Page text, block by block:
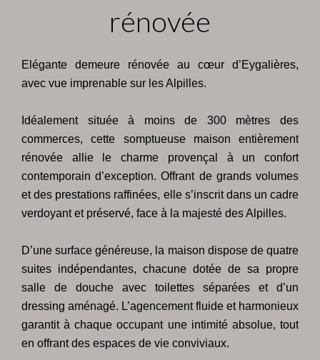
rénovée
Elégante demeure rénovée au cœur d’Eygalières,
avec vue imprenable sur les Alpilles.
Idéalement située à moins de 300 mètres des
commerces, cette somptueuse maison entièrement
rénovée allie le charme provençal à un confort
contemporain d’exception. Offrant de grands volumes
et des prestations raffinées, elle s’inscrit dans un cadre
verdoyant et préservé, face à la majesté des Alpilles.
D’une surface généreuse, la maison dispose de quatre
suites indépendantes, chacune dotée de sa propre
salle de douche avec toilettes séparées et d’un
dressing aménagé. L’agencement fluide et harmonieux
garantit à chaque occupant une intimité absolue, tout
en offrant des espaces de vie conviviaux.